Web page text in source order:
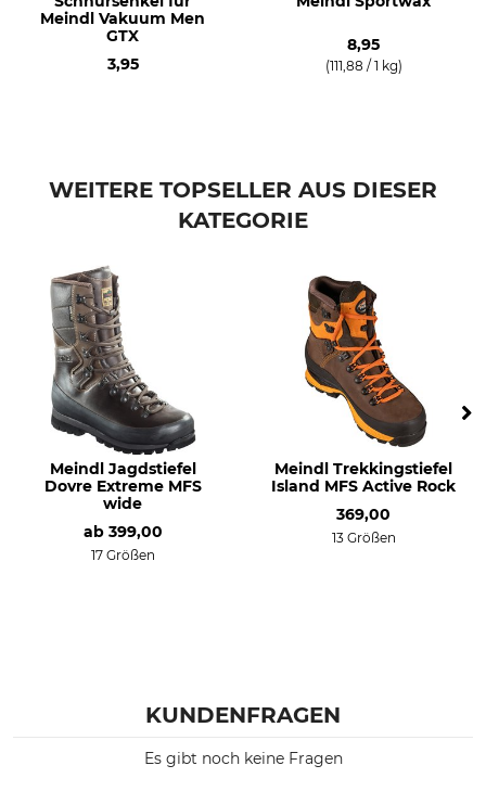
Meindl Vakuum Men
GTX
3,95
8,95
(111,88 / 1 kg)
WEITERE TOPSELLER AUS DIESER
KATEGORIE
Meindl Jagdstiefel
Dovre Extreme MFS
wide
ab 399,00
17 Größen
Meindl Trekkingstiefel
Island MFS Active Rock
369,00
13 Größen
KUNDENFRAGEN
Es gibt noch keine Fragen